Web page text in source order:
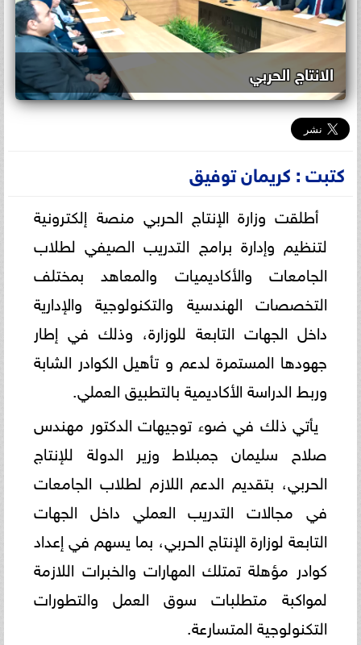
الانتاج الحربي
كتبت : كريمان توفيق
أطلقت وزارة الإنتاج الحربي منصة إلكترونية
لتنظيم وإدارة برامج التدريب الصيفي لطلاب
الجامعات والأكاديميات والمعاهد بمختلف
التخصصات الهندسية والتكنولوجية والإدارية
داخل الجهات التابعة للوزارة، وذلك في إطار
جهودها المستمرة لدعم و تأهيل الكوادر الشابة
وربط الدراسة الأكاديمية بالتطبيق العملي.
يأتي ذلك في ضوء توجيهات الدكتور مهندس
صلاح سليمان جمبلاط وزير الدولة للإنتاج
الحربي، بتقديم الدعم اللازم لطلاب الجامعات
في مجالات التدريب العملي داخل الجهات
التابعة لوزارة الإنتاج الحربي، بما يسهم في إعداد
كوادر مؤهلة تمتلك المهارات والخبرات اللازمة
لمواكبة متطلبات سوق العمل والتطورات
التكنولوجية المتسارعة.